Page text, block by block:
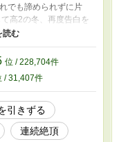
でも諦められずに片
高2の冬、再度告白を
き放される。 「諦め
ワガママ腹黒御曹司の
編全6章】 第二部
してます。 【玄愛】
・過去を引きずる
・ドS ・媚薬 ・連
玄愛Ⅲー文化祭編
妬 ・女装 ・保健室
位 / 228,704件
/ 31,407件
引きずる
連続絶頂